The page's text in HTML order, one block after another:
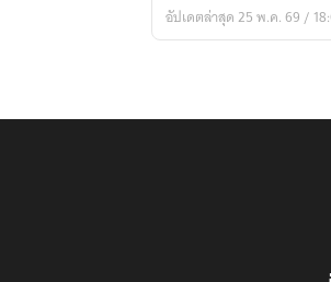
Butter
อัปเดตล่าสุด 25 พ.ค. 69 /